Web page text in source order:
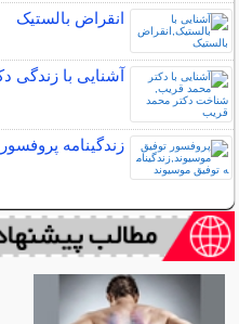
انقراض بالستیک
آشنایی با زندگی
زندگینامه